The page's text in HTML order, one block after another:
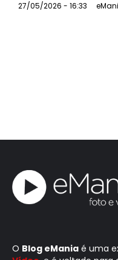
27/05/2026 - 16:33
O Blog eMania é uma